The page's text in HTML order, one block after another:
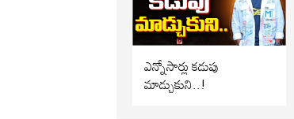
ఎన్నోసార్లు కడుపు
మాడ్చుకుని..!